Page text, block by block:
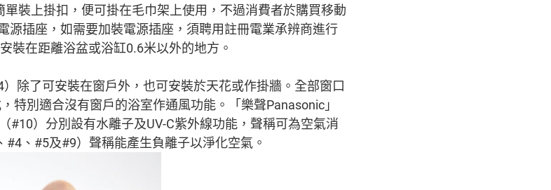
裝上掛扣，便可掛在毛巾架上使用，不過消費者於購買移動
源插座，如需要加裝電源插座，須聘用註冊電業承辨商進行
裝在距離浴盆或浴缸0.6米以外的地方。
除了可安裝在窗戶外，也可安裝於天花或作掛牆。全部窗口
特別適合沒有窗戶的浴室作通風功能。「樂聲Panasonic」
#10）分別設有水離子及UV-C紫外線功能，聲稱可為空氣消
、#5及#9）聲稱能產生負離子以淨化空氣。